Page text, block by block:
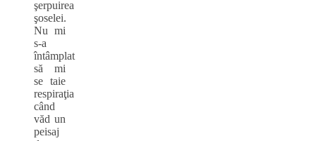
şerpuirea
şoselei.
Nu mi
s-a
întâmplat
să mi
se taie
respiraţia
când
văd un
peisaj